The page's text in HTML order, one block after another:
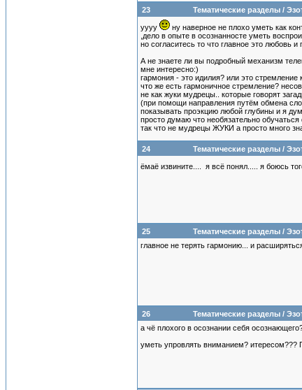
23 Тематические разделы /
уууу
ну наверное не плохо уметь как
,дело в опыте в осознанносте уметь
но согласитесь то что главное это любовь
А не знаете ли вы подробный механизм
мне интересно:)
гармония - это идилия? или это стремление
что же есть гармоничное стремление?
не как жуки мудрецы.. которые говорят
(при помощи направления путём обмена
показывать проэкцию любой глубины и я
просто думаю что необязательно
так что не мудрецы ЖУКИ а просто много
24 Тематические разделы /
ёмаё извините.... я всё понял..... я боюсь
25 Тематические разделы /
главное не терять гармонию... и
26 Тематические разделы /
а чё плохого в осознании себя
уметь упровлять вниманием? итересом???